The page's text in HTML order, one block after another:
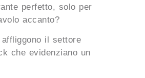
perfetto, solo per
accanto?
il settore
che evidenziano un